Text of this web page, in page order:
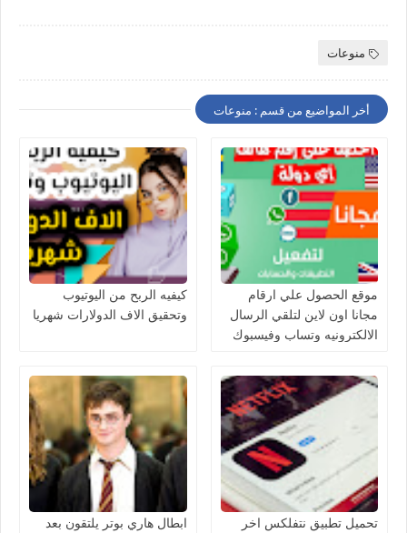
منوعات
أخر المواضيع من قسم : منوعات
موقع الحصول علي ارقام
مجانا اون لاين لتلقي الرسال
الالكترونيه وتساب وفيسبوك
كيفيه الربح من اليوتيوب
وتحقيق الاف الدولارات شهريا
تحميل تطبيق نتفلكس اخر
ابطال هاري بوتر يلتقون بعد